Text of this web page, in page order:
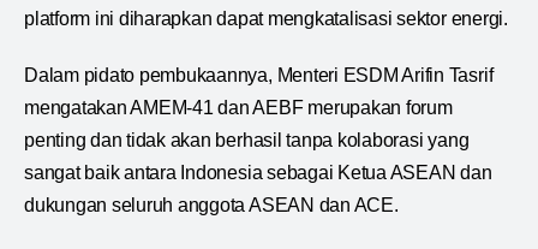
platform ini diharapkan dapat mengkatalisasi sektor energi.
Dalam pidato pembukaannya, Menteri ESDM Arifin Tasrif
mengatakan AMEM-41 dan AEBF merupakan forum
penting dan tidak akan berhasil tanpa kolaborasi yang
sangat baik antara Indonesia sebagai Ketua ASEAN dan
dukungan seluruh anggota ASEAN dan ACE.